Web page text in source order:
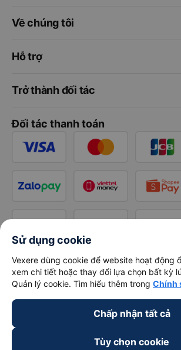
Về chúng tôi
Hỗ trợ
Trở thành đối tác
Đối tác thanh toán
Sử dụng cookie
Vexere dùng cookie để website hoạt động
xem chi tiết hoặc thay đổi lựa chọn bất kỳ
Quản lý cookie. Tìm hiểu thêm trong Chính
Chấp nhận tất cả
Tùy chọn cookie